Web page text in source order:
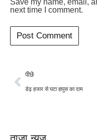
next time I comment.
पीछे
डेढ़ हजार से घटा हापुस का दाम
ताज़ा न्यूज़